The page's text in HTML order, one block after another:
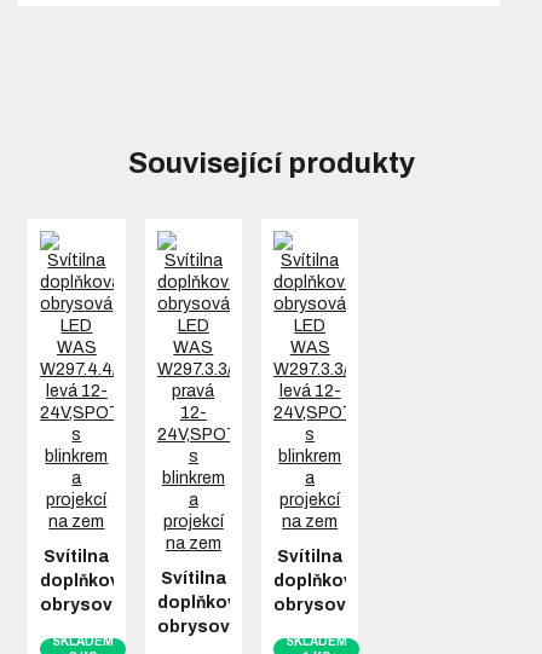
Související produkty
Svítilna
doplňková
obrysová
SKLADEM
Svítilna
doplňková
obrysová
Svítilna
doplňková
obrysová
SKLADEM